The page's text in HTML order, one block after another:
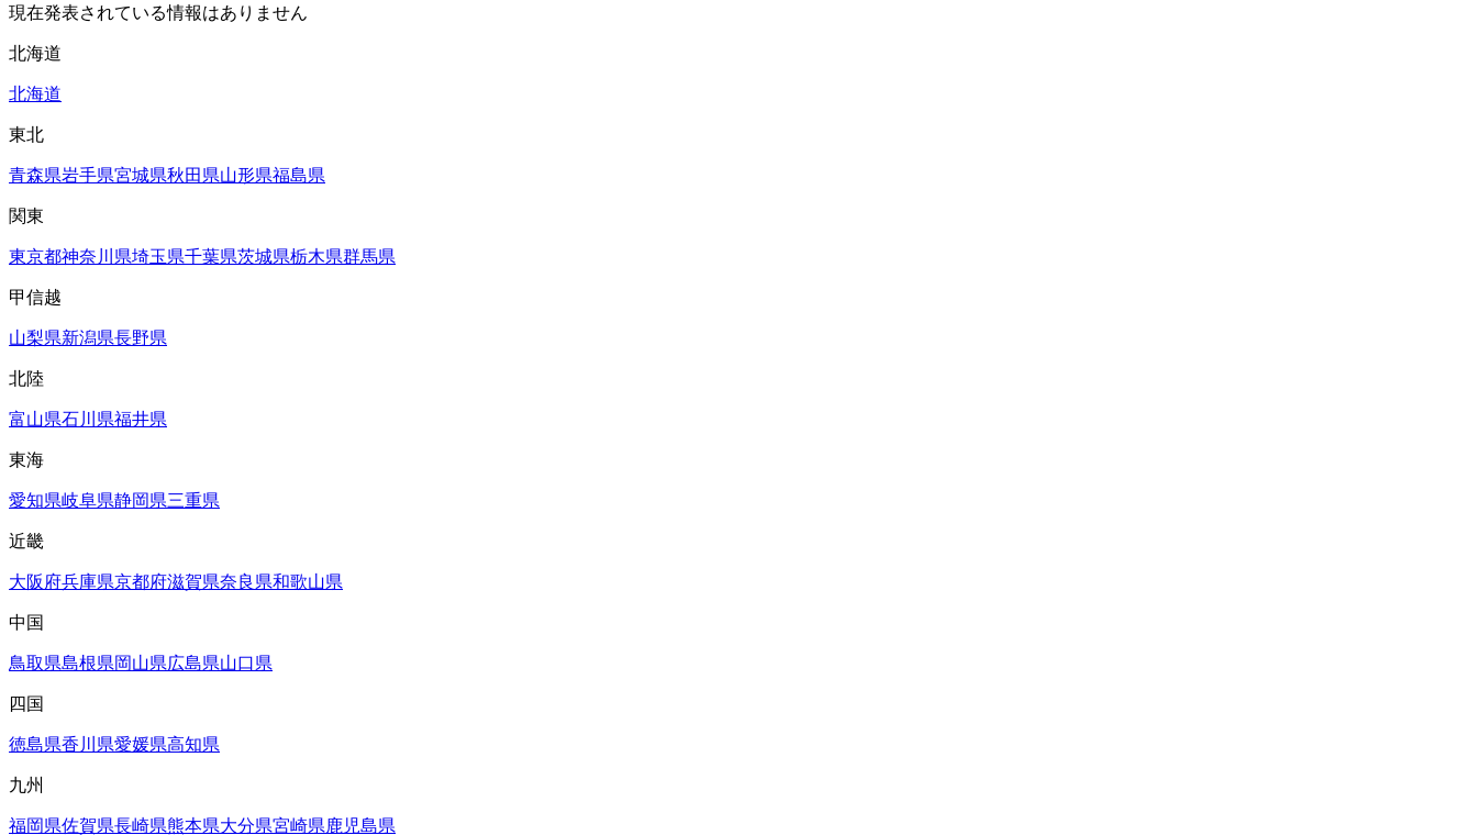
現在発表されている情報はありません
北海道
北海道
東北
青森県岩手県宮城県秋田県山形県福島県
関東
東京都神奈川県埼玉県千葉県茨城県栃木県群馬県
甲信越
山梨県新潟県長野県
北陸
富山県石川県福井県
東海
愛知県岐阜県静岡県三重県
近畿
大阪府兵庫県京都府滋賀県奈良県和歌山県
中国
鳥取県島根県岡山県広島県山口県
四国
徳島県香川県愛媛県高知県
九州
福岡県佐賀県長崎県熊本県大分県宮崎県鹿児島県